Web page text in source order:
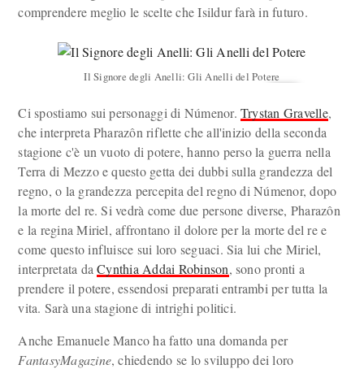
comprendere meglio le scelte che Isildur farà in futuro.
Il Signore degli Anelli: Gli Anelli del Potere
Ci spostiamo sui personaggi di Númenor.Trystan Gravelle,
che interpreta Pharazôn riflette che all'inizio della seconda
stagione c'è un vuoto di potere, hanno perso la guerra nella
Terra di Mezzo e questo getta dei dubbi sulla grandezza del
regno, o la grandezza percepita del regno di Númenor, dopo
la morte del re. Si vedrà come due persone diverse, Pharazôn
e la regina Miriel, affrontano il dolore per la morte del re e
come questo influisce sui loro seguaci. Sia lui che Miriel,
interpretata daCynthia Addai Robinson, sono pronti a
prendere il potere, essendosi preparati entrambi per tutta la
vita. Sarà una stagione di intrighi politici.
Anche Emanuele Manco ha fatto una domanda per
FantasyMagazine, chiedendo se lo sviluppo dei loro